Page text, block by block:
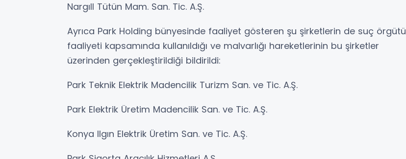
Nargıll Tütün Mam. San. Tic. A.Ş.
Ayrıca Park Holding bünyesinde faaliyet gösteren şu şirketlerin de suç örgütü
faaliyeti kapsamında kullanıldığı ve malvarlığı hareketlerinin bu şirketler
üzerinden gerçekleştirildiği bildirildi:
Park Teknik Elektrik Madencilik Turizm San. ve Tic. A.Ş.
Park Elektrik Üretim Madencilik San. ve Tic. A.Ş.
Konya Ilgın Elektrik Üretim San. ve Tic. A.Ş.